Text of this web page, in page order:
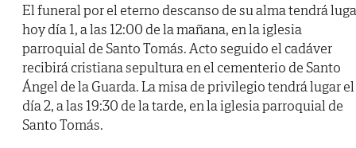
El funeral por el eterno descanso de su alma tendrá
hoy día 1, a las 12:00 de la mañana, en la iglesia
parroquial de Santo Tomás. Acto seguido el cadáver
recibirá cristiana sepultura en el cementerio de Santo
Ángel de la Guarda. La misa de privilegio tendrá lugar el
día 2, a las 19:30 de la tarde, en la iglesia parroquial de
Santo Tomás.